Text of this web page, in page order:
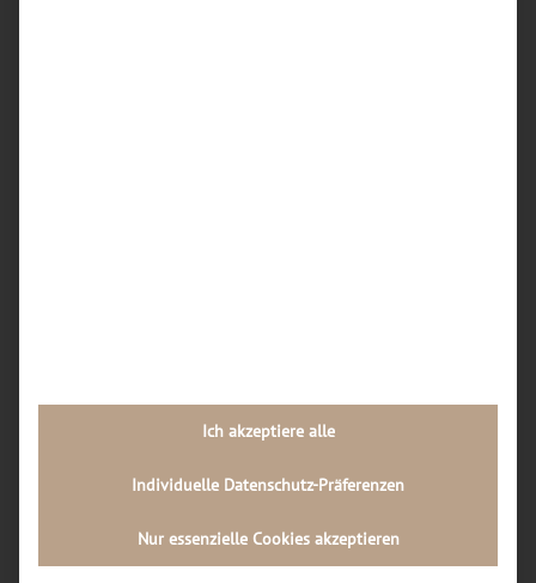
Ich akzeptiere alle
Individuelle Datenschutz-Präferenzen
Nur essenzielle Cookies akzeptieren